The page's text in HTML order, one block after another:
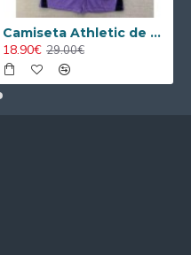
Camiseta Athletic de Bilbao 2024/2025 Alternativo Niño Kit
18.90€ 29.00€